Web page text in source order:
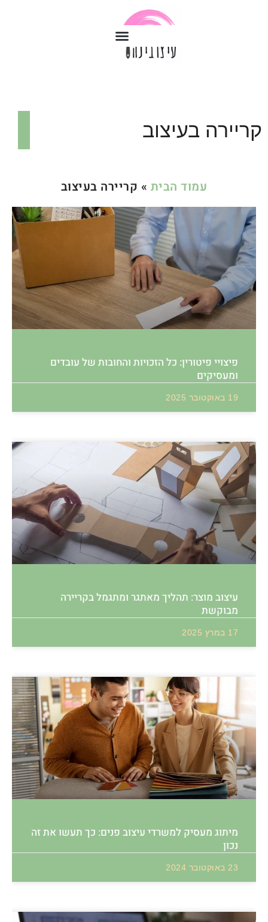
קריירה בעיצוב
עמוד הבית » קריירה בעיצוב
פיצויי פיטורין: כל הזכויות והחובות של עובדים
ומעסיקים
19 באוקטובר 2025
עיצוב מוצר: תהליך מאתגר ומתגמל בקריירה
מבוקשת
17 במרץ 2025
מיתוג מעסיק למשרדי עיצוב פנים: כך תעשו את זה
נכון
23 באוקטובר 2024